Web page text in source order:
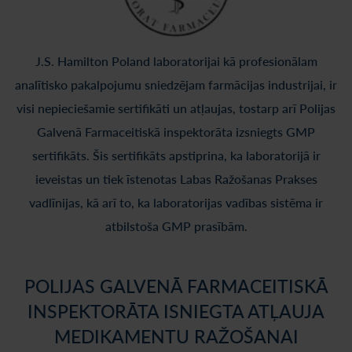
J.S. Hamilton Poland laboratorijai kā profesionālam
analītisko pakalpojumu sniedzējam farmācijas industrijai, ir
visi nepieciešamie sertifikāti un atļaujas, tostarp arī Polijas
Galvenā Farmaceitiskā inspektorāta izsniegts GMP
sertifikāts. Šis sertifikāts apstiprina, ka laboratorijā ir
ieveistas un tiek īstenotas Labas Ražošanas Prakses
vadlīnijas, kā arī to, ka laboratorijas vadības sistēma ir
atbilstoša GMP prasībām.
POLIJAS GALVENĀ FARMACEITISKĀ
INSPEKTORĀTA ISNIEGTA ATĻAUJA
MEDIKAMENTU RAŽOŠANAI